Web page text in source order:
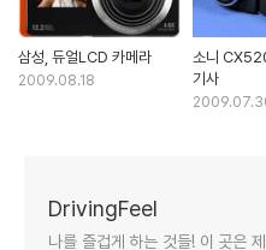
삼성, 듀얼LCD 카메라
2009.08.18
소니
기사
DrivingFeel
나를 즐겁게 하는 것들! 이 곳은